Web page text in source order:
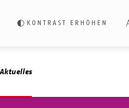
KONTRAST ERHÖHEN
Aktuelles